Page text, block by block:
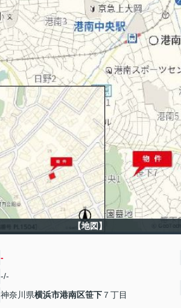
【地図】
-
-/-
神奈川県横浜市港南区笹下 ７丁目